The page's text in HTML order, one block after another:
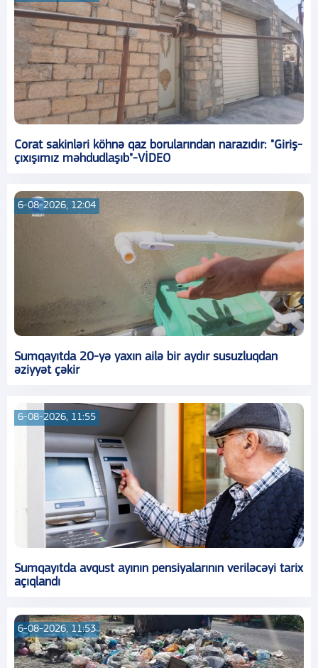
Corat sakinləri köhnə qaz borularından narazıdır: "Giriş-
çıxışımız məhdudlaşıb"-VİDEO
6-08-2026, 12:04
Sumqayıtda 20-yə yaxın ailə bir aydır susuzluqdan
əziyyət çəkir
6-08-2026, 11:55
Sumqayıtda avqust ayının pensiyalarının veriləcəyi tarix
açıqlandı
6-08-2026, 11:53